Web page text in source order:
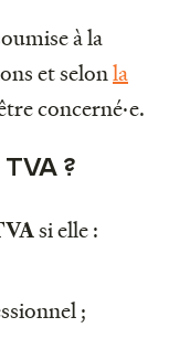
à la
et selonla
concerné·e.
?
si elle :
;